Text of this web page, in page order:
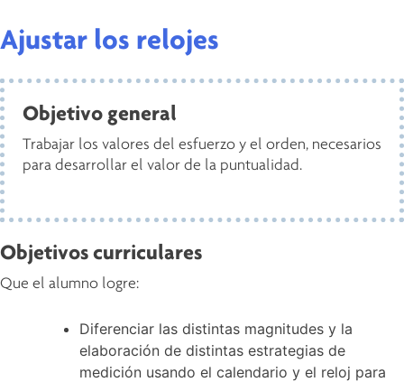
Ajustar los relojes
Objetivo general
Trabajar los valores del esfuerzo y el orden, necesarios
para desarrollar el valor de la puntualidad.
Objetivos curriculares
Que el alumno logre:
Diferenciar las distintas magnitudes y la
elaboración de distintas estrategias de
medición usando el calendario y el reloj para